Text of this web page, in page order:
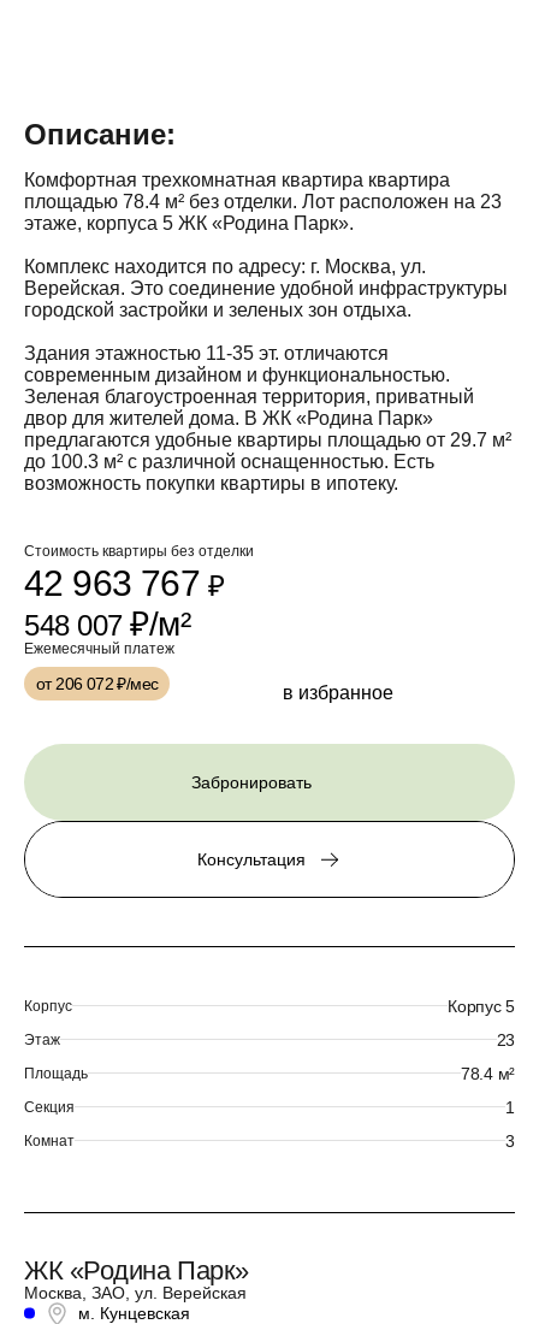
Описание:
Комфортная трехкомнатная квартира квартира
площадью 78.4 м² без отделки. Лот расположен на 23
этаже, корпуса 5 ЖК «Родина Парк».
Комплекс находится по адресу: г. Москва, ул.
Верейская. Это соединение удобной инфраструктуры
городской застройки и зеленых зон отдыха.
Здания этажностью 11-35 эт. отличаются
современным дизайном и функциональностью.
Зеленая благоустроенная территория, приватный
двор для жителей дома. В ЖК «Родина Парк»
предлагаются удобные квартиры площадью от 29.7 м²
до 100.3 м² с различной оснащенностью. Есть
возможность покупки квартиры в ипотеку.
Стоимость квартиры без отделки
42 963 767₽
548 007₽/м²
Ежемесячный платеж
от 206 072₽/мес в избранное
Забронировать
Консультация
Корпус Корпус 5
Этаж 23
Площадь 78.4 м²
Секция 1
Комнат 3
ЖК «Родина Парк»
Москва, ЗАО, ул. Верейская
м. Кунцевская